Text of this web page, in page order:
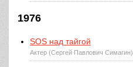
1976
SOS над тайгой
Актер (Сергей Павлович Симагин)